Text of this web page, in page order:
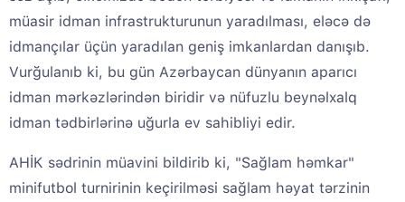
müasir idman infrastrukturunun yaradılması, eləcə də
idmançılar üçün yaradılan geniş imkanlardan danışıb.
Vurğulanıb ki, bu gün Azərbaycan dünyanın aparıcı
idman mərkəzlərindən biridir və nüfuzlu beynəlxalq
idman tədbirlərinə uğurla ev sahibliyi edir.
AHİK sədrinin müavini bildirib ki, "Sağlam həmkar"
minifutbol turnirinin keçirilməsi sağlam həyat tərzinin